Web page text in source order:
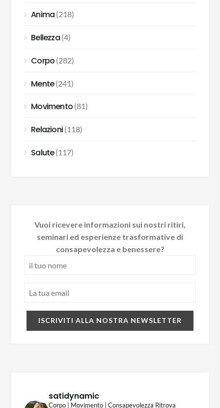
Anima (218)
Bellezza(4)
Corpo (282)
Mente(241)
Movimento(81)
Relazioni(118)
Salute(117)
Vuoi ricevere informazioni sui nostri ritiri,
seminari ed esperienze trasformative di
consapevolezza e benessere?
satidynamic
Corpo | Movimento | Consapevolezza Ritrova